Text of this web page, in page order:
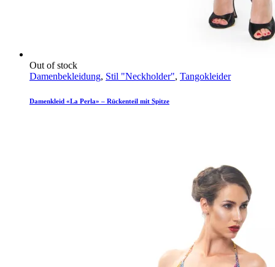
Out of stock
Damenbekleidung, Stil "Neckholder", Tangokleider
Damenkleid «La Perla» – Rückenteil mit Spitze